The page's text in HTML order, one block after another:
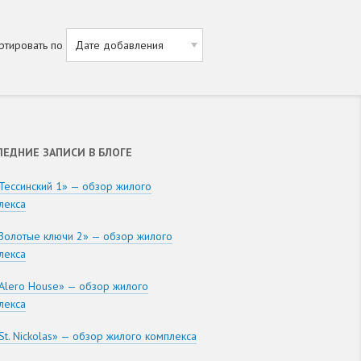
по
ЗАПИСИ В БЛОГЕ
1» — обзор жилого
ключи 2» — обзор жилого
House» — обзор жилого
Nickolas» — обзор жилого комплекса